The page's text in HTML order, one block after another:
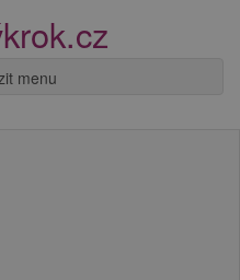
menu